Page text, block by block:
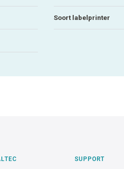
Soort labelprinter
SUPPORT